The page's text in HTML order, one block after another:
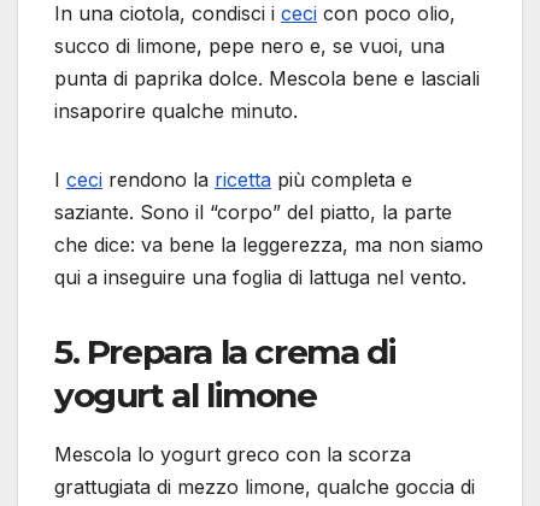
In una ciotola, condisci i ceci con poco olio,
succo di limone, pepe nero e, se vuoi, una
punta di paprika dolce. Mescola bene e lasciali
insaporire qualche minuto.
I ceci rendono la ricetta più completa e
saziante. Sono il “corpo” del piatto, la parte
che dice: va bene la leggerezza, ma non siamo
qui a inseguire una foglia di lattuga nel vento.
5. Prepara la crema di
yogurt al limone
Mescola lo yogurt greco con la scorza
grattugiata di mezzo limone, qualche goccia di